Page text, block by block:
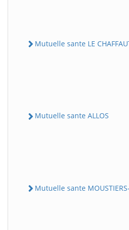
Mutuelle sante LE
Mutuelle sante ALLOS
Mutuelle sante